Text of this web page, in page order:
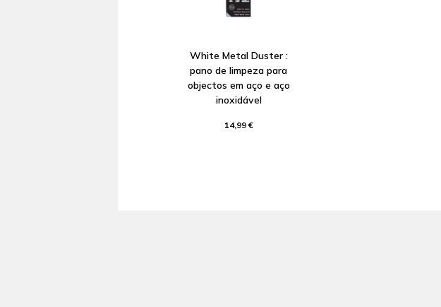
White Metal Duster :
pano de limpeza para
objectos em aço e aço
inoxidável
14,99 €